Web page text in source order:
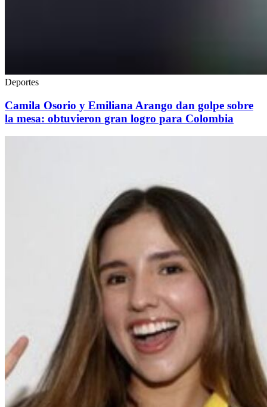
Deportes
Camila Osorio y Emiliana Arango dan golpe sobre
la mesa: obtuvieron gran logro para Colombia